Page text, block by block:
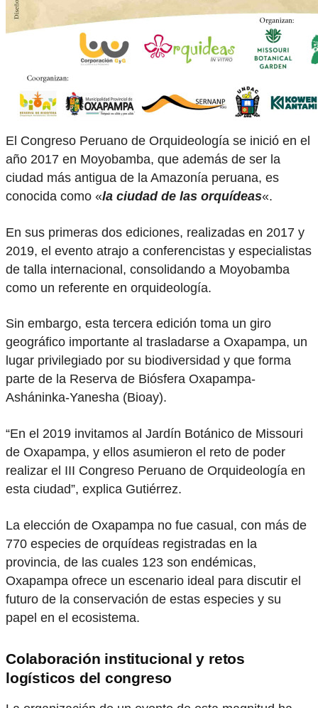
El Congreso Peruano de Orquideología se inició en el
año 2017 en Moyobamba, que además de ser la
ciudad más antigua de la Amazonía peruana, es
conocida como «la ciudad de las orquídeas«.
En sus primeras dos ediciones, realizadas en 2017 y
2019, el evento atrajo a conferencistas y especialistas
de talla internacional, consolidando a Moyobamba
como un referente en orquideología.
Sin embargo, esta tercera edición toma un giro
geográfico importante al trasladarse a Oxapampa, un
lugar privilegiado por su biodiversidad y que forma
parte de la Reserva de Biósfera Oxapampa-
Asháninka-Yanesha (Bioay).
“En el 2019 invitamos al Jardín Botánico de Missouri
de Oxapampa, y ellos asumieron el reto de poder
realizar el III Congreso Peruano de Orquideología en
esta ciudad”, explica Gutiérrez.
La elección de Oxapampa no fue casual, con más de
770 especies de orquídeas registradas en la
provincia, de las cuales 123 son endémicas,
Oxapampa ofrece un escenario ideal para discutir el
futuro de la conservación de estas especies y su
papel en el ecosistema.
Colaboración institucional y retos
logísticos del congreso